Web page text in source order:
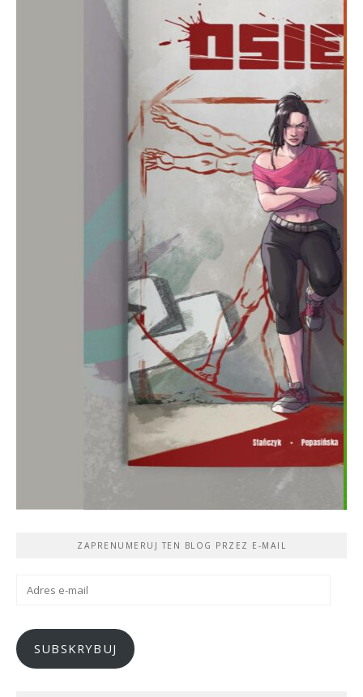
ZAPRENUMERUJ TEN BLOG PRZEZ E-MAIL
Adres
SUBSKRYBUJ